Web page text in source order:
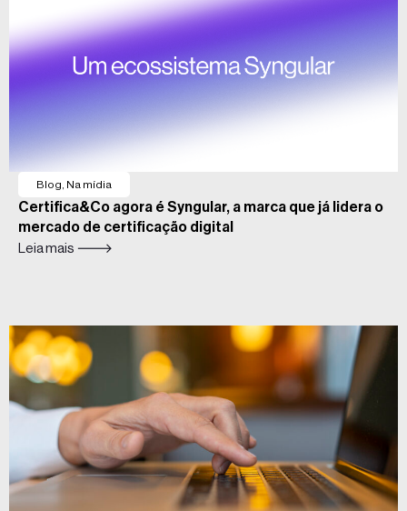
Blog Na mídia
Certifica&Co agora é Syngular, a marca que já lidera o
mercado de certificação digital
Leia mais 🡒